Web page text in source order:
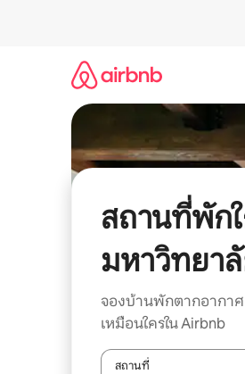
สถานที่พัก
มหาวิทยา
จองบ้านพักตากอากา
เหมือนใครใน Airbnb
สถานที่